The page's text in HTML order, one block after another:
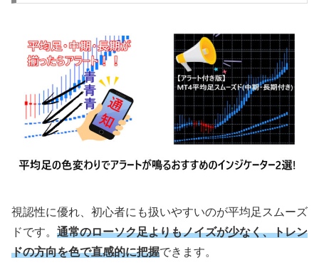
視認性に優れ、初心者にも扱いやすいのが平均足スムーズ
ドです。 通常のローソク足よりもノイズが少なく、トレン
ドの方向を色で直感的に把握できます。